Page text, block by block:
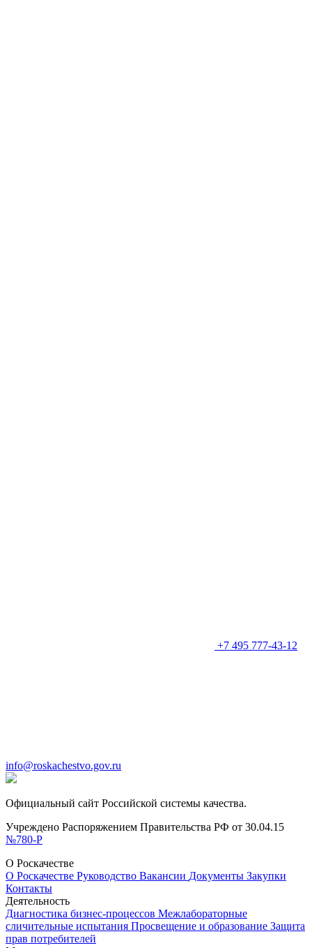
+7 495 777-43-12
info@roskachestvo.gov.ru
Официальный сайт Российской системы качества.
Учреждено Распоряжением Правительства РФ от 30.04.15
№780-Р
О Роскачестве
О Роскачестве Руководство Вакансии Документы Закупки
Контакты
Деятельность
Диагностика бизнес-процессов Межлабораторные
сличительные испытания Просвещение и образование Защита
прав потребителей